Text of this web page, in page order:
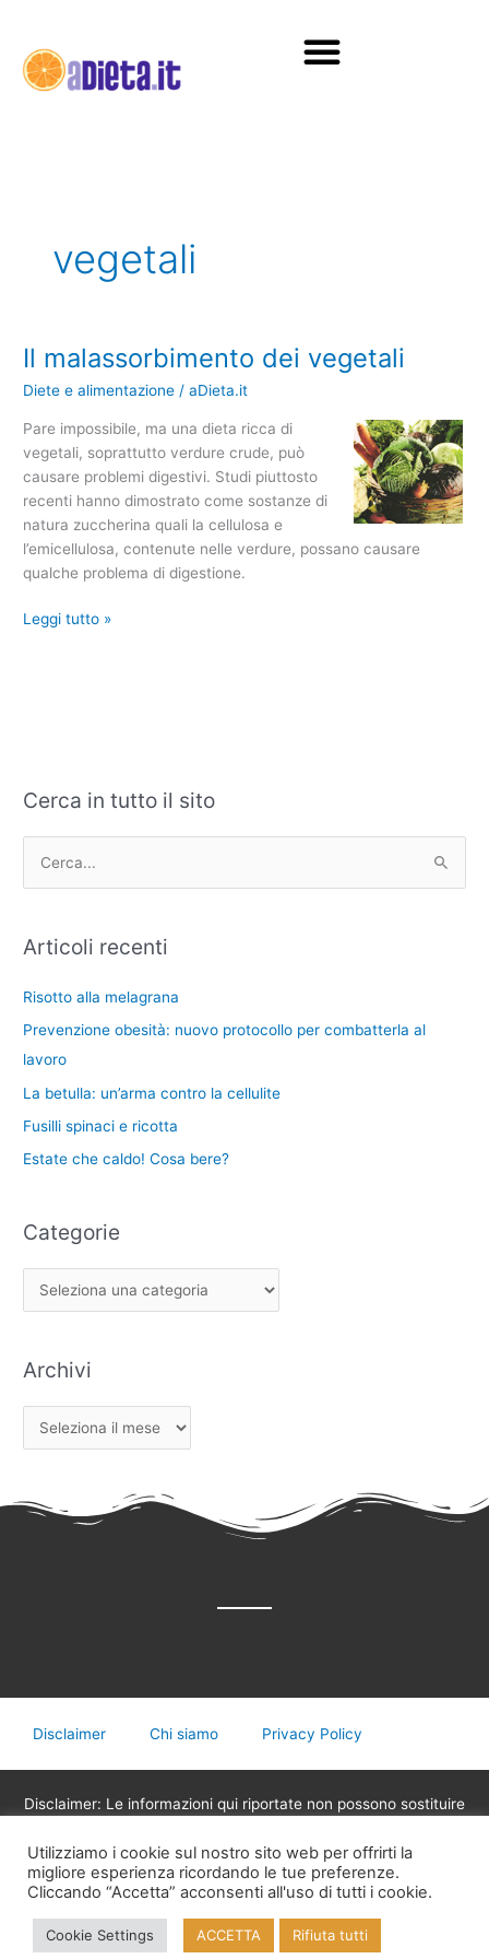
contenuto
vegetali
Il malassorbimento dei vegetali
Diete e alimentazione /aDieta.it
Pare impossibile, ma una dieta ricca di
vegetali, soprattutto verdure crude, può
causare problemi digestivi. Studi piuttosto
recenti hanno dimostrato come sostanze di
natura zuccherina quali la cellulosa e
l’emicellulosa, contenute nelle verdure, possano causare
qualche problema di digestione.
Il
dei
vegetali
Leggi tutto »
Cerca in tutto il sito
c
Articoli recenti
Risotto alla melagrana
Prevenzione obesità: nuovo protocollo per combatterla al
lavoro
La betulla: un’arma contro la cellulite
Fusilli spinaci e ricotta
Estate che caldo! Cosa bere?
Categorie
C
e
o
i
e
Archivi
A
h
v
Disclaimer Chi siamo Privacy Policy
Disclaimer: Le informazioni qui riportate non possono sostituire
legalmente abilitati alla professione, non devono essere
utilizzate per assumere decisioni riguardanti la propria salute,
eventuali terapie mediche o assunzione di medicinali.
Utilizziamo i cookie sul nostro sito web per offrirti la
migliore esperienza ricordando le tue preferenze.
Cliccando “Accetta” acconsenti all'uso di tutti i cookie.
Cookie Settings ACCETTA Rifiuta tutti